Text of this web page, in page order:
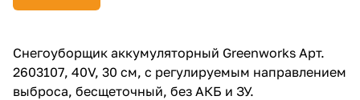
Снегоуборщик аккумуляторный Greenworks Арт.
2603107, 40V, 30 см, с регулируемым направлением
выброса, бесщеточный, без АКБ и ЗУ.
раз в 2 недели